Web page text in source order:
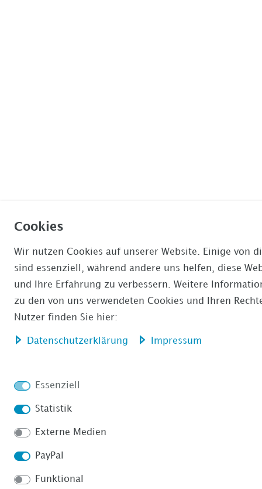
Cookies
Wir nutzen Cookies auf unserer Website. Einige von
sind essenziell, während andere uns helfen, diese
und Ihre Erfahrung zu verbessern. Weitere
zu den von uns verwendeten Cookies und Ihren
Nutzer finden Sie hier:
Daten­schutz­erklärung Impressum
Essenziell
Statistik
Externe Medien
PayPal
Funktional